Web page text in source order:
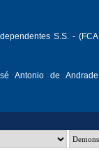
S.S. - (FCA
Antonio de Andrade